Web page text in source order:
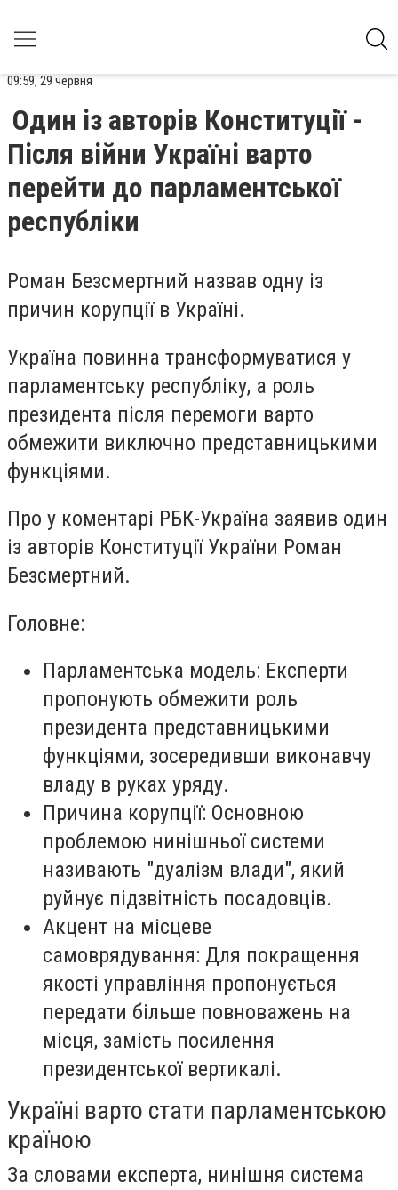
09:59, 29 червня
Один із авторів Конституції -
Після війни Україні варто
перейти до парламентської
республіки
Роман Безсмертний назвав одну із
причин корупції в Україні.
Україна повинна трансформуватися у
парламентську республіку, а роль
президента після перемоги варто
обмежити виключно представницькими
функціями.
Про у коментарі РБК-Україна заявив один
із авторів Конституції України Роман
Безсмертний.
Головне:
Парламентська модель: Експерти
пропонують обмежити роль
президента представницькими
функціями, зосередивши виконавчу
владу в руках уряду.
Причина корупції: Основною
проблемою нинішньої системи
називають "дуалізм влади", який
руйнує підзвітність посадовців.
Акцент на місцеве
самоврядування: Для покращення
якості управління пропонується
передати більше повноважень на
місця, замість посилення
президентської вертикалі.
Україні варто стати парламентською
країною
За словами експерта, нинішня система